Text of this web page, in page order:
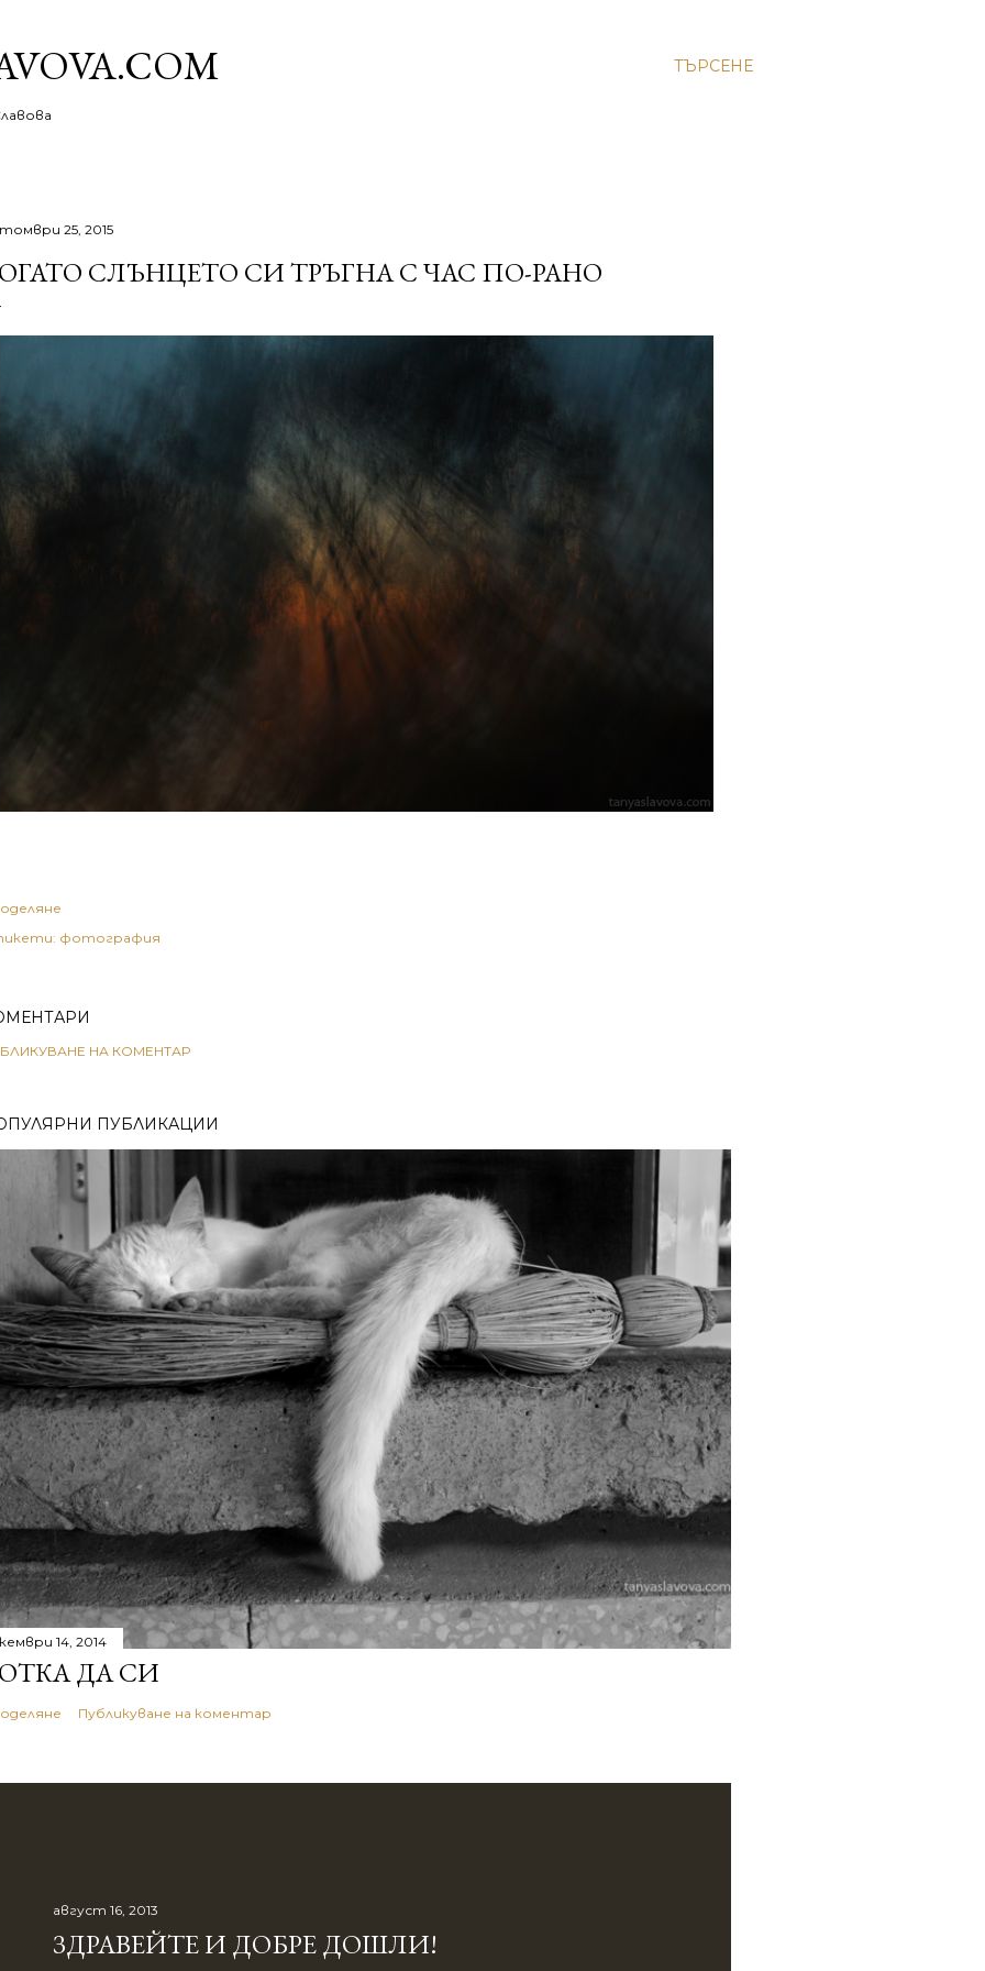
ТЪРСЕНЕ
25, 2015
СЛЪНЦЕТО СИ ТРЪГНА С ЧАС ПО-РАНО
фотография
НА КОМЕНТАР
ПУБЛИКАЦИИ
14, 2014
ДА СИ
Публикуване на коментар
август 16, 2013
ЗДРАВЕЙТЕ И ДОБРЕ ДОШЛИ!